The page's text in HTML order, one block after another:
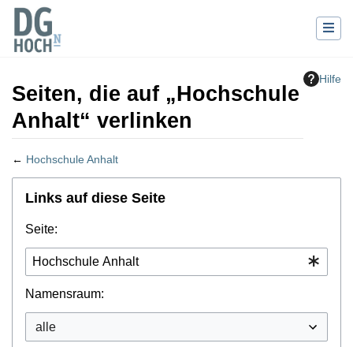
Hilfe
Seiten, die auf „Hochschule
Anhalt“ verlinken
← Hochschule Anhalt
Wechseln zu:Navigation,Suche
Links auf diese Seite
Seite:
Namensraum: